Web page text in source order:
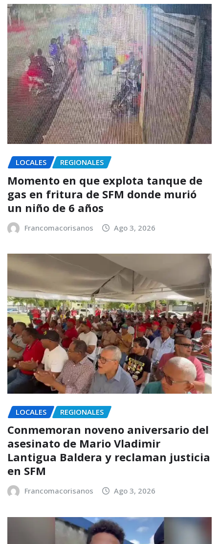
LOCALES REGIONALES
Momento en que explota tanque de
gas en fritura de SFM donde murió
un niño de 6 años
Francomacorisanos Ago 3, 2026
LOCALES REGIONALES
Conmemoran noveno aniversario del
asesinato de Mario Vladimir
Lantigua Baldera y reclaman justicia
en SFM
Francomacorisanos Ago 3, 2026